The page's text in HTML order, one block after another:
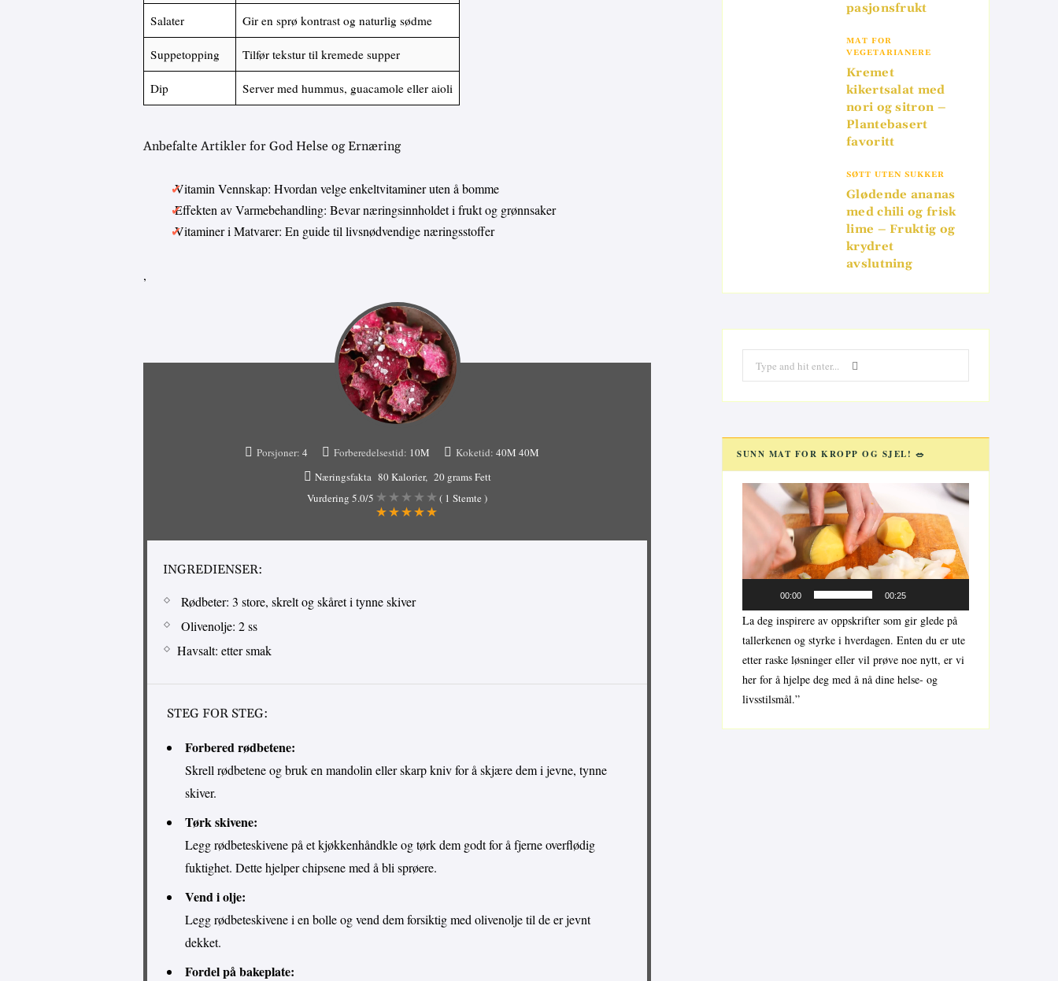
Salater Gir en sprø kontrast og naturlig sødme
Suppetopping Tilfør tekstur til kremede supper
Dip Server med hummus, guacamole eller aioli
Anbefalte Artikler for God Helse og Ernæring
Vitamin Vennskap: Hvordan velge enkeltvitaminer uten å bomme
Effekten av Varmebehandling: Bevar næringsinnholdet i frukt og grønnsaker
Vitaminer i Matvarer: En guide til livsnødvendige næringsstoffer
,
Porsjoner: 4 Forberedelsestid: 10M Koketid: 40M 40M
Næringsfakta 80 Kalorier
20 grams Fett
Vurdering 5.0/5 ( 1 Stemte )
INGREDIENSER:
Rødbeter: 3 store, skrelt og skåret i tynne skiver
Olivenolje: 2 ss
Havsalt: etter smak
STEG FOR STEG:
Forbered rødbetene:
Skrell rødbetene og bruk en mandolin eller skarp kniv for å skjære dem i jevne, tynne
skiver.
Tørk skivene:
Legg rødbeteskivene på et kjøkkenhåndkle og tørk dem godt for å fjerne overflødig
fuktighet. Dette hjelper chipsene med å bli sprøere.
Vend i olje:
Legg rødbeteskivene i en bolle og vend dem forsiktig med olivenolje til de er jevnt
dekket.
Fordel på bakeplate:
pasjonsfrukt
MAT FOR
VEGETARIANERE
Kremet
kikertsalat med
nori og sitron –
Plantebasert
favoritt
SØTT UTEN SUKKER
Glødende ananas
med chili og frisk
lime – Fruktig og
krydret
avslutning
for:
SUNN MAT FOR KROPP OG SJEL! 🥗
Videoavspiller
00:00 00:25
La deg inspirere av oppskrifter som gir glede på
tallerkenen og styrke i hverdagen. Enten du er ute
etter raske løsninger eller vil prøve noe nytt, er vi
her for å hjelpe deg med å nå dine helse- og
livsstilsmål.”